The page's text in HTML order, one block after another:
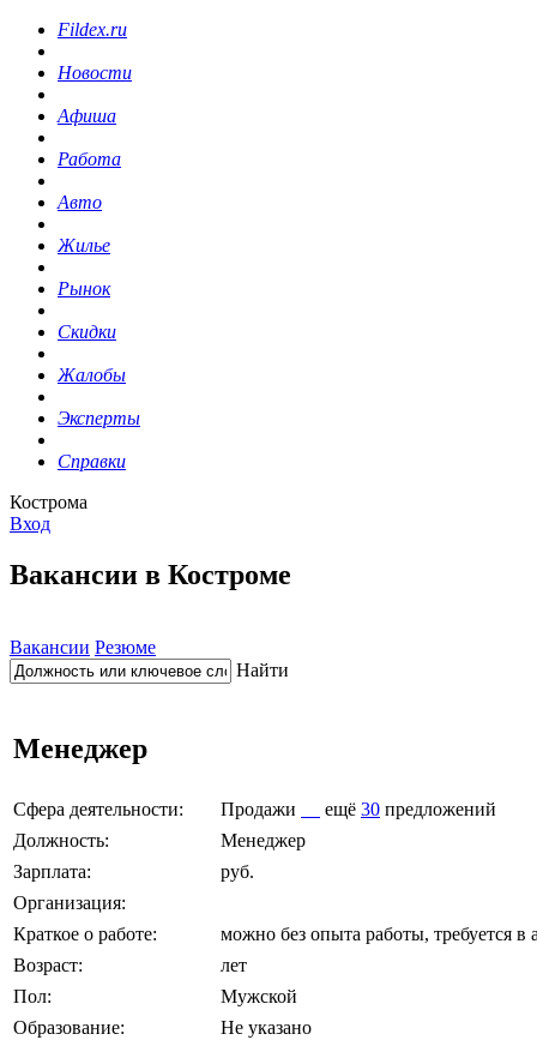
Fildex.ru
Новости
Афиша
Работа
Авто
Жилье
Рынок
Скидки
Жалобы
Эксперты
Справки
Кострома
Вход
Вакансии в Костроме
Вакансии Резюме
Найти
Менеджер
Сфера деятельности: Продажи ещё 30 предложений
Должность:
Менеджер
Зарплата:
руб.
Организация:
Краткое о работе:
можно без опыта работы, требуется в
Возраст:
лет
Пол:
Мужской
Образование:
Не указано